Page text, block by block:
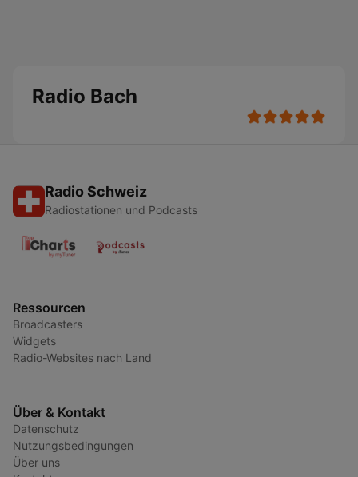
Radio Bach
Radio Schweiz
Radiostationen und Podcasts
Ressourcen
Broadcasters
Widgets
Radio-Websites nach Land
Über & Kontakt
Datenschutz
Nutzungsbedingungen
Über uns